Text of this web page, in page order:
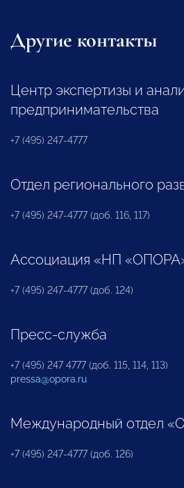
Другие контакты
Центр экспертизы и
предпринимательства
+7 (495) 247-4777
Отдел регионального
+7 (495) 247-4777 (доб. 116, 117)
Ассоциация «НП
+7 (495) 247-4777 (доб. 124)
Пресс-служба
+7 (495) 247 4777 (доб. 115, 114, 113)
pressa@opora.ru
Международный отдел
+7 (495) 247-4777 (доб. 126)